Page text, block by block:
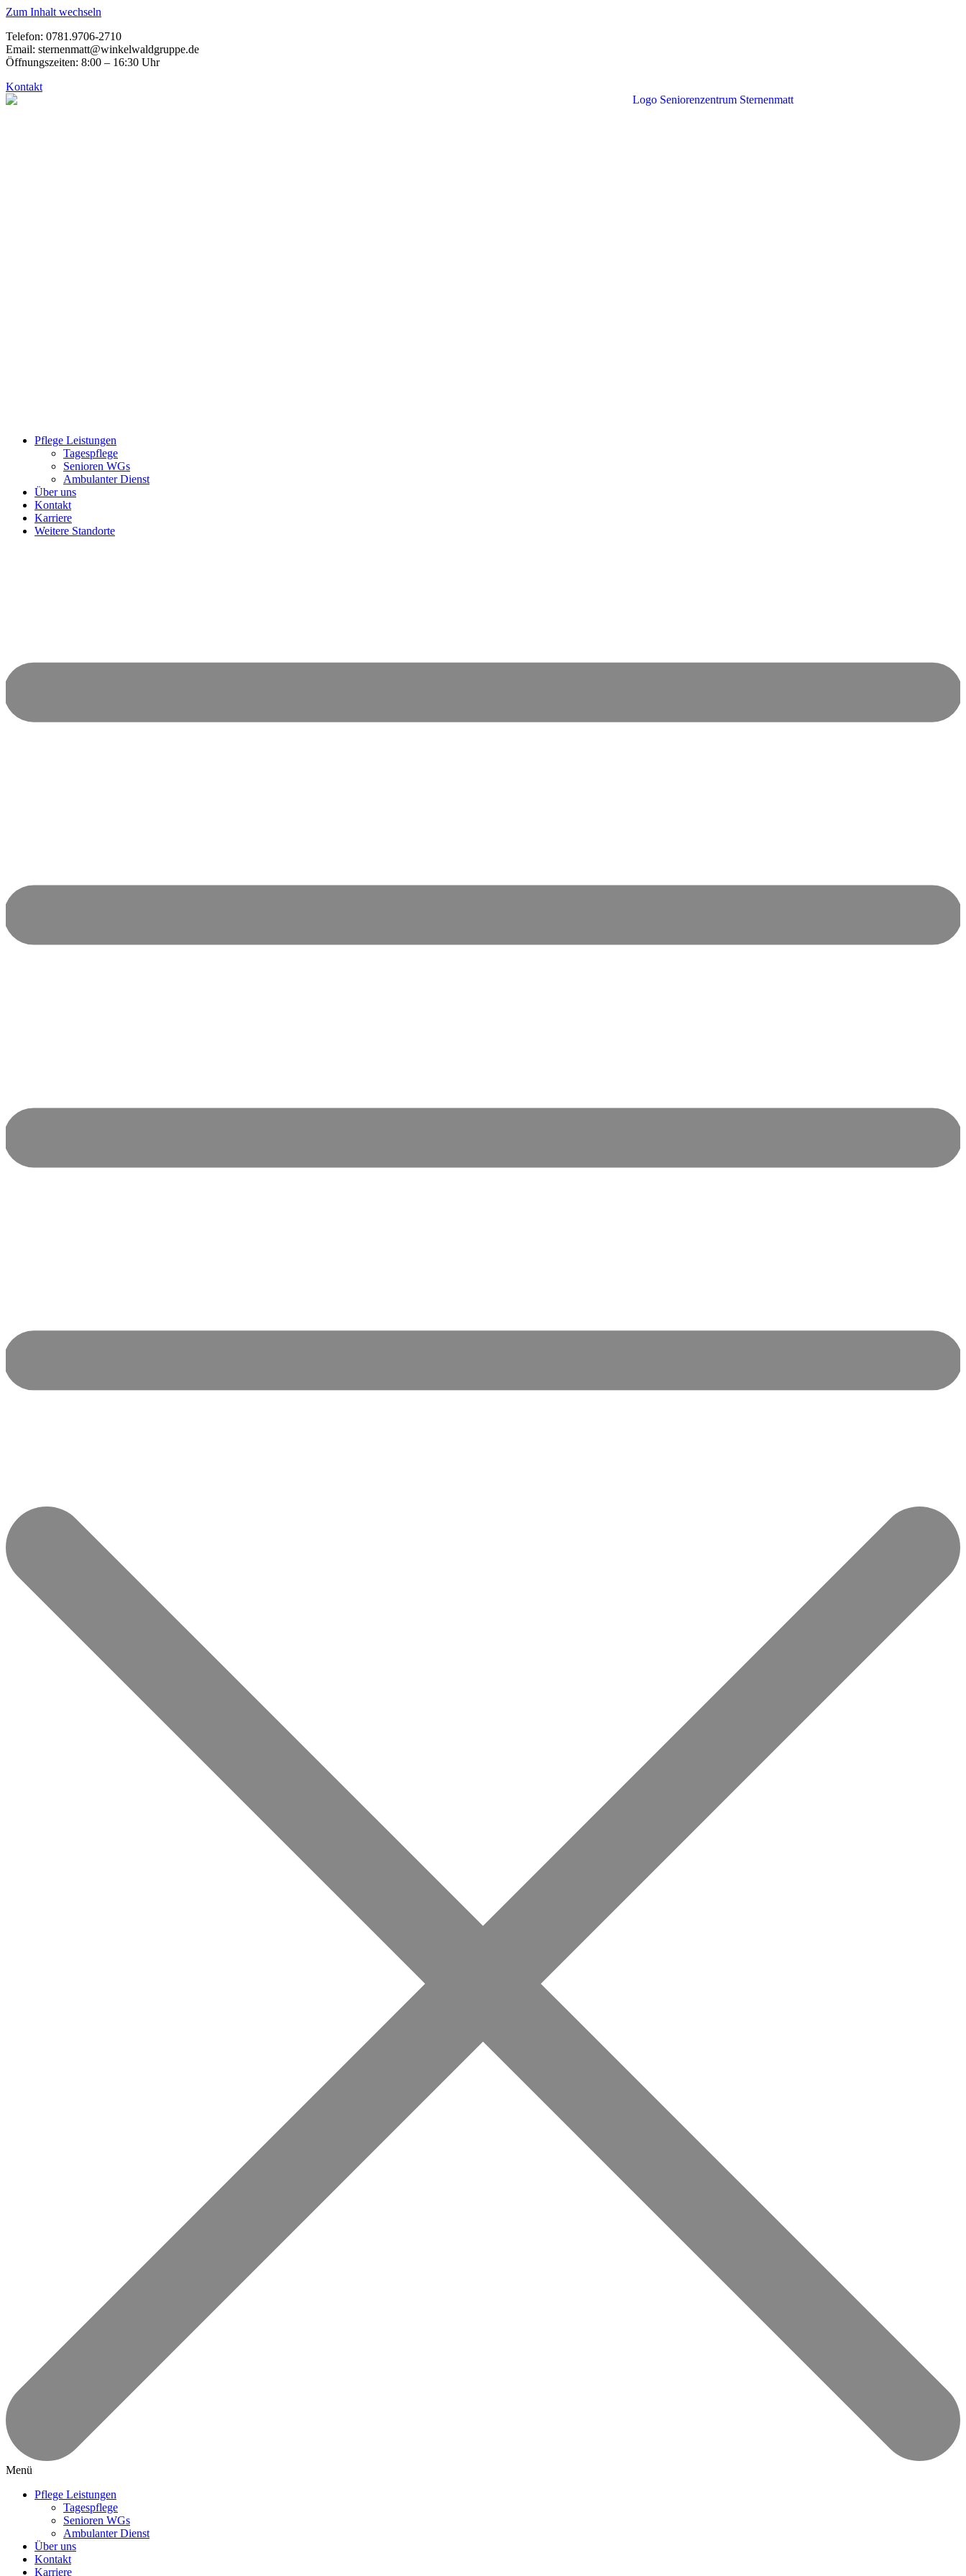
Zum Inhalt wechseln
Telefon: 0781.9706-2710
Email: sternenmatt@winkelwaldgruppe.de
Öffnungszeiten: 8:00 – 16:30 Uhr
Kontakt
Pflege Leistungen
Tagespflege
Senioren WGs
Ambulanter Dienst
Über uns
Kontakt
Karriere
Weitere Standorte
Menü
Pflege Leistungen
Tagespflege
Senioren WGs
Ambulanter Dienst
Über uns
Kontakt
Karriere